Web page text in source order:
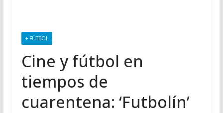
+ FÚTBOL
Cine y fútbol en
tiempos de
cuarentena: ‘Futbolín’